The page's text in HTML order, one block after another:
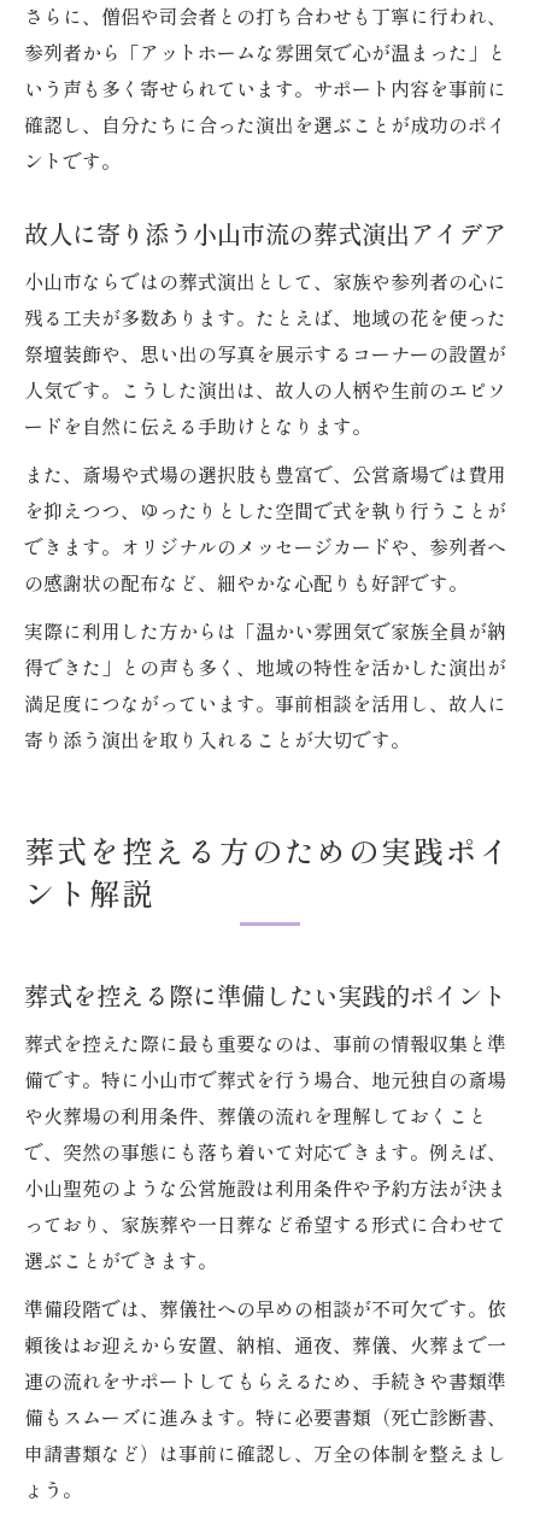
さらに、僧侶や司会者との打ち合わせも丁寧に行われ、
参列者から「アットホームな雰囲気で心が温まった」と
いう声も多く寄せられています。サポート内容を事前に
確認し、自分たちに合った演出を選ぶことが成功のポイ
ントです。
故人に寄り添う小山市流の葬式演出アイデア
小山市ならではの葬式演出として、家族や参列者の心に
残る工夫が多数あります。たとえば、地域の花を使った
祭壇装飾や、思い出の写真を展示するコーナーの設置が
人気です。こうした演出は、故人の人柄や生前のエピソ
ードを自然に伝える手助けとなります。
また、斎場や式場の選択肢も豊富で、公営斎場では費用
を抑えつつ、ゆったりとした空間で式を執り行うことが
できます。オリジナルのメッセージカードや、参列者へ
の感謝状の配布など、細やかな心配りも好評です。
実際に利用した方からは「温かい雰囲気で家族全員が納
得できた」との声も多く、地域の特性を活かした演出が
満足度につながっています。事前相談を活用し、故人に
寄り添う演出を取り入れることが大切です。
葬式を控える方のための実践ポイ
ント解説
葬式を控える際に準備したい実践的ポイント
葬式を控えた際に最も重要なのは、事前の情報収集と準
備です。特に小山市で葬式を行う場合、地元独自の斎場
や火葬場の利用条件、葬儀の流れを理解しておくこと
で、突然の事態にも落ち着いて対応できます。例えば、
小山聖苑のような公営施設は利用条件や予約方法が決ま
っており、家族葬や一日葬など希望する形式に合わせて
選ぶことができます。
準備段階では、葬儀社への早めの相談が不可欠です。依
頼後はお迎えから安置、納棺、通夜、葬儀、火葬まで一
連の流れをサポートしてもらえるため、手続きや書類準
備もスムーズに進みます。特に必要書類（死亡診断書、
申請書類など）は事前に確認し、万全の体制を整えまし
ょう。